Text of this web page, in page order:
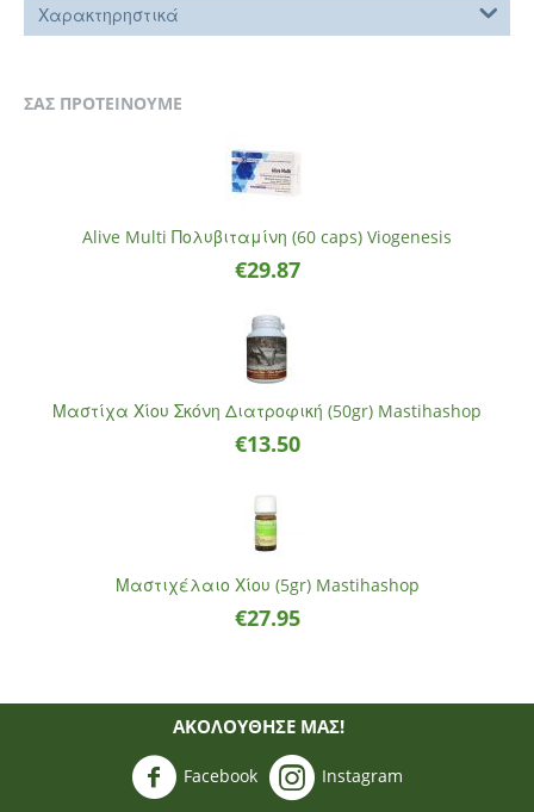
Χαρακτηρηστικά
ΣΑΣ ΠΡΟΤΕΙΝΟΥΜΕ
Alive Multi Πολυβιταμίνη (60 caps) Viogenesis
€29.87
Μαστίχα Χίου Σκόνη Διατροφική (50gr) Mastihashop
€13.50
Μαστιχέλαιο Χίου (5gr) Mastihashop
€27.95
ΑΚΟΛΟΥΘΗΣΈ ΜΑΣ!
Facebook Instagram